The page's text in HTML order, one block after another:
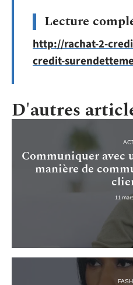
Lecture
http://rachat-2-
credit-
D'autres
Communiquer avec
manière de
11